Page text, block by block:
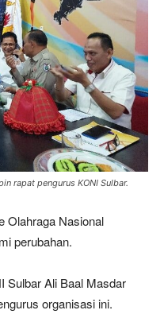
rapat pengurus KONI Sulbar.
Olahraga Nasional
perubahan.
Sulbar Ali Baal Masdar
organisasi ini.